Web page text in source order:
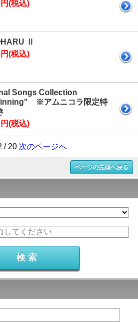
(税込)
Ⅱ
(税込)
Songs Collection
※アムニコラ限定特
(税込)
/ 20 次のページへ
ページの先頭へ戻る